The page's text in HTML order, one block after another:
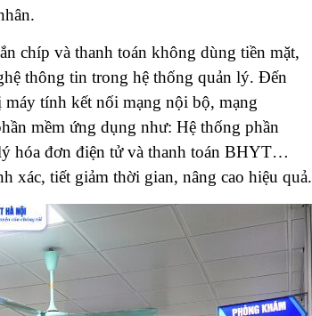
chíp và thanh toán không dùng tiền mặt,
thông tin trong hệ thống quản lý. Đến
máy tính kết nối mạng nội bộ, mạng
mềm ứng dụng như: Hệ thống phần
hóa đơn điện tử và thanh toán BHYT…
xác, tiết giảm thời gian, nâng cao hiệu quả.